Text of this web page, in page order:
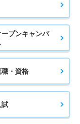
ープンキャンパ
職・資格
試